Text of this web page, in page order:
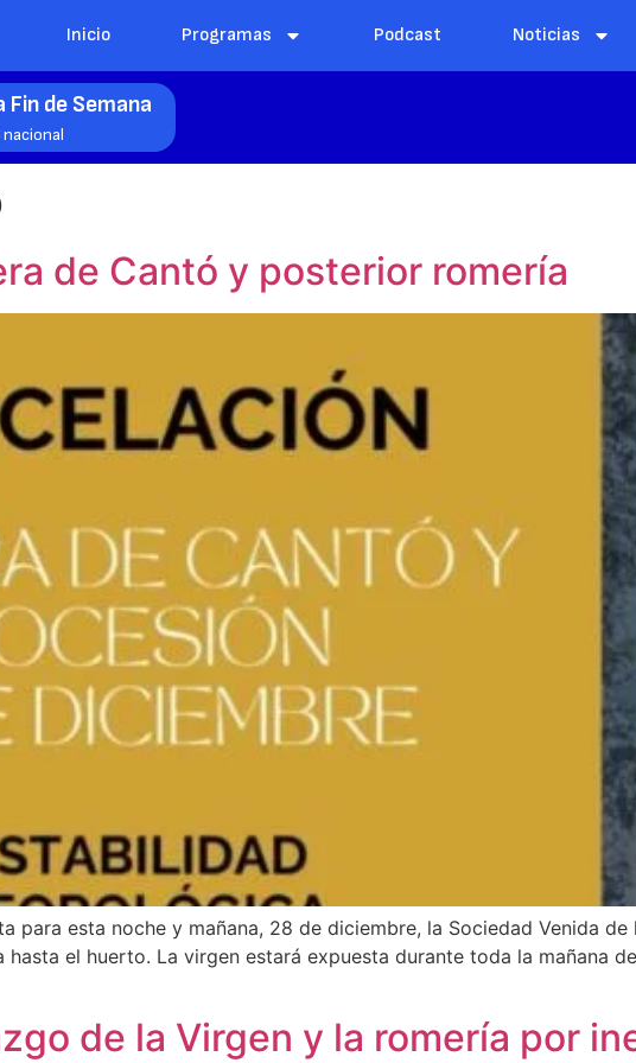
Inicio Programas Podcast Noticias
Fin de Semana
nacional
de Cantó y posterior romería
para esta noche y mañana, 28 de diciembre, la Sociedad Venida
el huerto. La virgen estará expuesta durante toda la mañana
de la Virgen y la romería por